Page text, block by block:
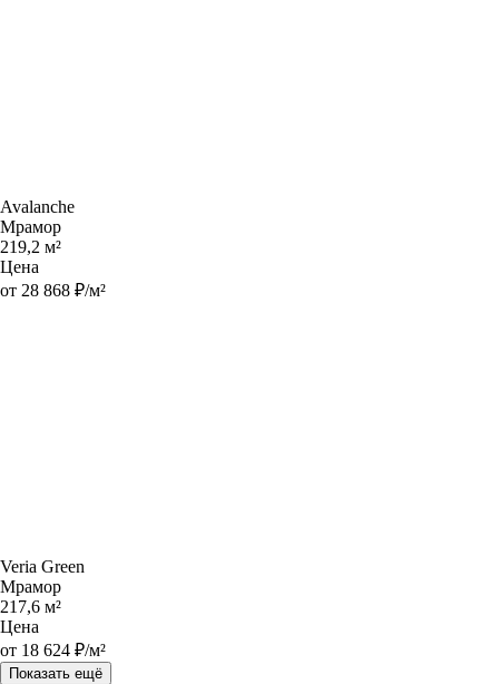
Avalanche
Мрамор
219,2 м²
Цена
от 28 868 ₽/м²
Veria Green
Мрамор
217,6 м²
Цена
от 18 624 ₽/м²
Показать ещё